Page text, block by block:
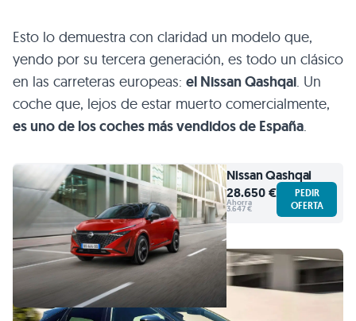
Esto lo demuestra con claridad un modelo que,
yendo por su tercera generación, es todo un clásico
en las carreteras europeas: el Nissan Qashqai. Un
coche que, lejos de estar muerto comercialmente,
es uno de los coches más vendidos de España.
NissanQashqai
28.650 €
Ahorra
3.647 €
PEDIR
OFERTA